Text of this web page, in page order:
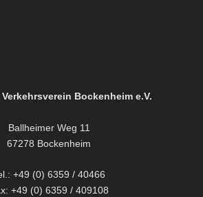
Bockenheim e.V.
Ballheimer Weg 11
67278 Bockenheim
+49 (0) 6359 / 40466
+49 (0) 6359 / 409108